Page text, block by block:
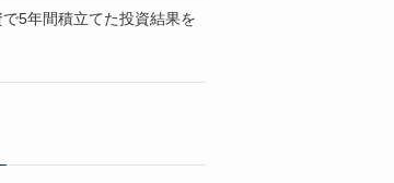
5年間積立てた投資結果を